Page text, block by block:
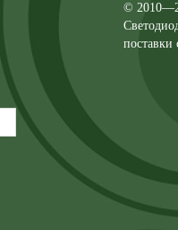
©
поставки